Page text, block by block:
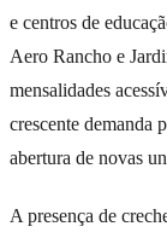
e centros de
Aero Rancho e
mensalidades
crescente demanda
abertura de novas
A presença de